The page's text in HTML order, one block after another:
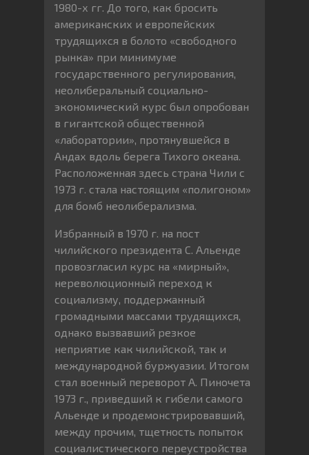
1980-х гг. До того, как бросить
американских и европейских
трудящихся в болото «свободного
рынка» при минимуме
государственного регулирования,
неолиберальный социально-
экономический курс был опробован
в гигантской общественной
«лаборатории», протянувшейся в
Андах вдоль берега Тихого океана.
Расположенная здесь страна Чили с
1973 г. стала настоящим «полигоном»
для бомб неолиберализма.
Избранный в 1970 г. на пост
чилийского президента С. Альенде
провозгласил курс на «мирный»,
нереволюционный переход к
социализму, поддержанный
громадными массами трудящихся,
однако вызвавший резкое
неприятие как чилийской, так и
международной буржуазии. Итогом
стал военный переворот А. Пиночета
1973 г., приведший к гибели самого
Альенде и продемонстрировавший,
между прочим, тщетность попыток
социалистического переустройства